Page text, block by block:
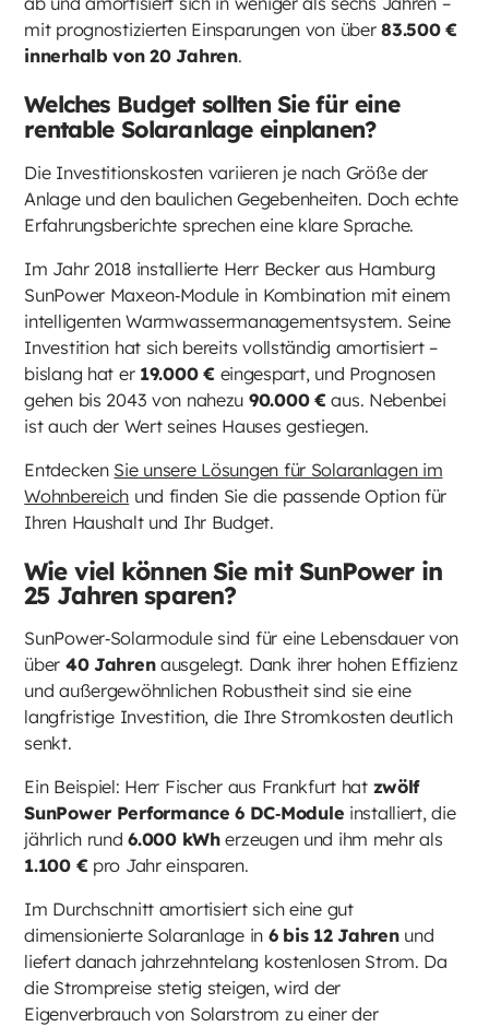
mit prognostizierten Einsparungen von über83.500 €
innerhalb von 20 Jahren.
Welches Budget sollten Sie für eine
rentable Solaranlage einplanen?
Die Investitionskosten variieren je nach Größe der
Anlage und den baulichen Gegebenheiten. Doch echte
Erfahrungsberichte sprechen eine klare Sprache.
Im Jahr 2018 installierte Herr Becker aus Hamburg
SunPower Maxeon‑Module in Kombination mit einem
intelligenten Warmwassermanagementsystem. Seine
Investition hat sich bereits vollständig amortisiert –
bislang hat er 19.000 €eingespart, und Prognosen
gehen bis 2043 von nahezu 90.000 €aus. Nebenbei
ist auch der Wert seines Hauses gestiegen.
Entdecken Sie unsere Lösungen für Solaranlagen im
Wohnbereich und finden Sie die passende Option für
Ihren Haushalt und Ihr Budget.
Wie viel können Sie mit SunPower in
25 Jahren sparen?
SunPower‑Solarmodule sind für eine Lebensdauer von
über 40 Jahrenausgelegt. Dank ihrer hohen Effizienz
und außergewöhnlichen Robustheit sind sie eine
langfristige Investition, die Ihre Stromkosten deutlich
senkt.
Ein Beispiel: Herr Fischer aus Frankfurt hat zwölf
SunPower Performance 6 DC‑Module installiert, die
jährlich rund6.000 kWherzeugen und ihm mehr als
1.100 €pro Jahr einsparen.
Im Durchschnitt amortisiert sich eine gut
dimensionierte Solaranlage in 6 bis 12 Jahrenund
liefert danach jahrzehntelang kostenlosen Strom. Da
die Strompreise stetig steigen, wird der
Eigenverbrauch von Solarstrom zu einer der